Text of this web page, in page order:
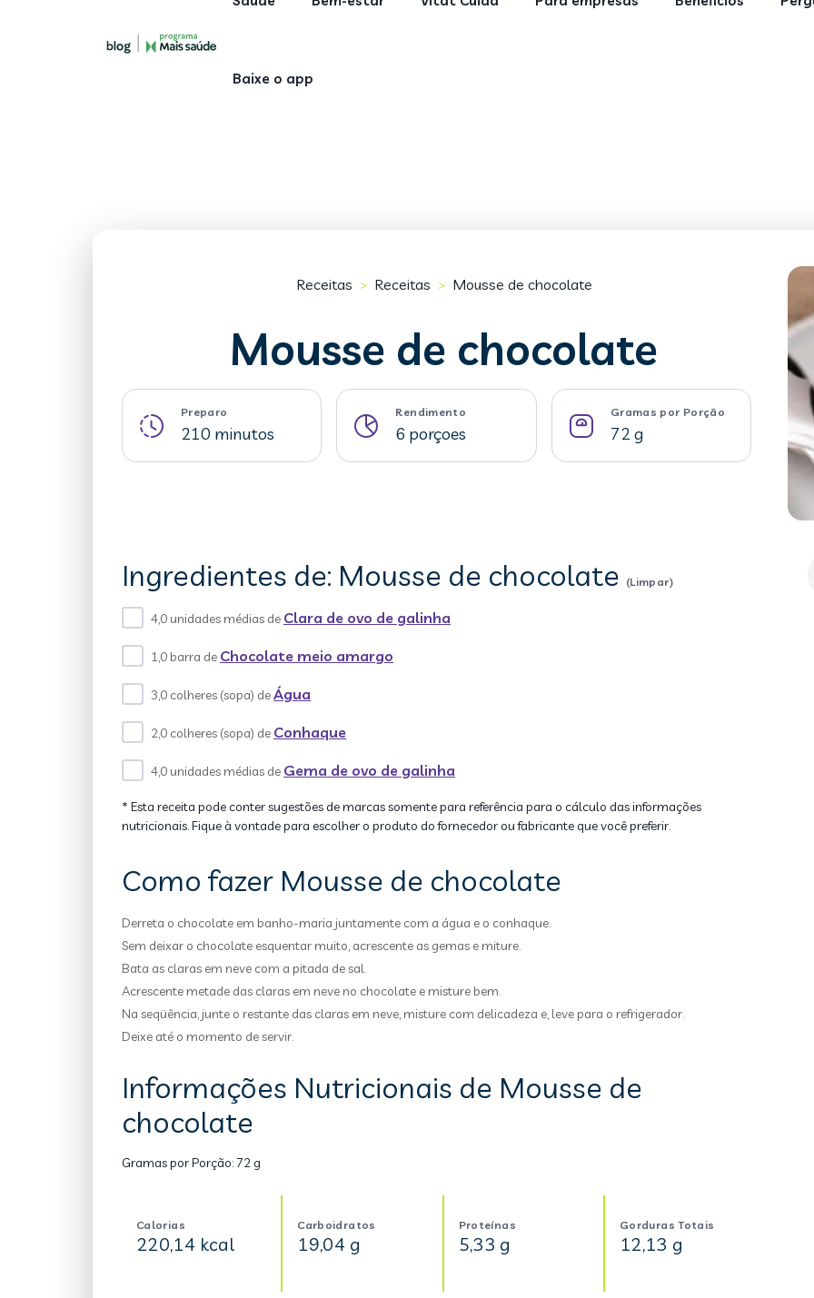
Baixe o app
Receitas > Receitas > Mousse de chocolate
Mousse de chocolate
Preparo
210 minutos
Rendimento
6 porçoes
Gramas por Porção
72 g
Ingredientes de: Mousse de chocolate (Limpar)
4,0 unidades médias de Clara de ovo de galinha
1,0 barra de Chocolate meio amargo
3,0 colheres (sopa) deÁgua
2,0 colheres (sopa) de Conhaque
4,0 unidades médias de Gema de ovo de galinha
* Esta receita pode conter sugestões de marcas somente para referência para o cálculo das informações
nutricionais. Fique à vontade para escolher o produto do fornecedor ou fabricante que você preferir.
Como fazer Mousse de chocolate
Derreta o chocolate em banho-maria juntamente com a água e o conhaque.
Sem deixar o chocolate esquentar muito, acrescente as gemas e miture.
Bata as claras em neve com a pitada de sal.
Acrescente metade das claras em neve no chocolate e misture bem.
Na seqüência, junte o restante das claras em neve, misture com delicadeza e, leve para o refrigerador.
Deixe até o momento de servir.
Informações Nutricionais de Mousse de
chocolate
Gramas por Porção:72 g
Calorias
220,14 kcal
Carboidratos
19,04 g
Proteínas
5,33 g
Gorduras Totais
12,13 g